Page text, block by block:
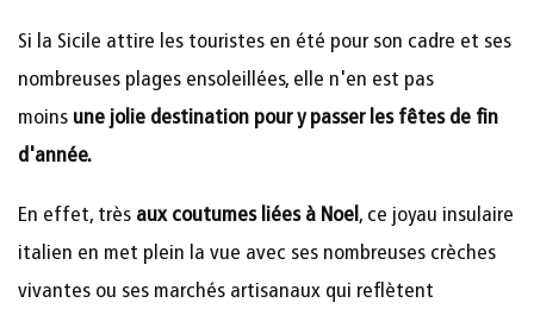
Si la Sicile attire les touristes en été pour son cadre et ses
nombreuses plages ensoleillées, elle n'en est pas
moins une jolie destination pour y passer les fêtes de fin
d'année.
En effet, très aux coutumes liées à Noel, ce joyau insulaire
italien en met plein la vue avec ses nombreuses crèches
vivantes ou ses marchés artisanaux qui reflètent